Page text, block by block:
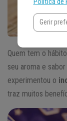
Quem tem o
seu aroma e
experimentou o
traz muitos
Política de
Gerir